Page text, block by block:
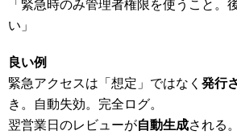
「緊急時のみ管理者権限を使うこと。
い」
良い例
緊急アクセスは「想定」ではなく 発行
き。自動失効。完全ログ。
翌営業日のレビューが自動生成される。